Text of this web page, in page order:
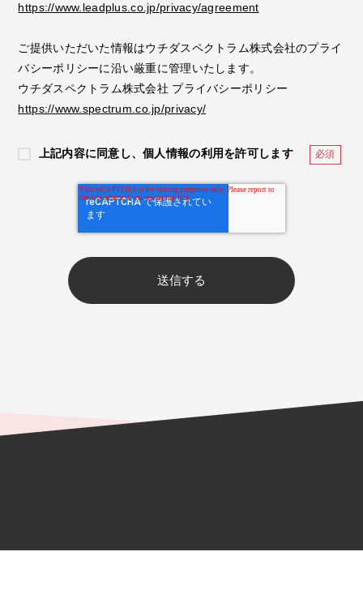
https://www.leadplus.co.jp/privacy/agreement
ご提供いただいた情報はウチダスペクトラム株式会社のプライ
バシーポリシーに沿い厳重に管理いたします。
ウチダスペクトラム株式会社 プライバシーポリシー
https://www.spectrum.co.jp/privacy/
上記内容に同意し、個人情報の利用を許可します